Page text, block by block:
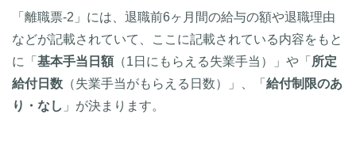
「離職票-2」には、退職前6ヶ月間の給与の額や退職理由
などが記載されていて、ここに記載されている内容をもと
に「 基本手当日額（1日にもらえる失業手当）」や「 所定
給付日数 （失業手当がもらえる日数）」、「 給付制限のあ
り・なし 」が決まります。